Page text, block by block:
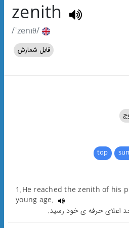
zenith
/ˈzenɪθ/
قابل شمارش
top
1.He reached the zenith of his
young age.